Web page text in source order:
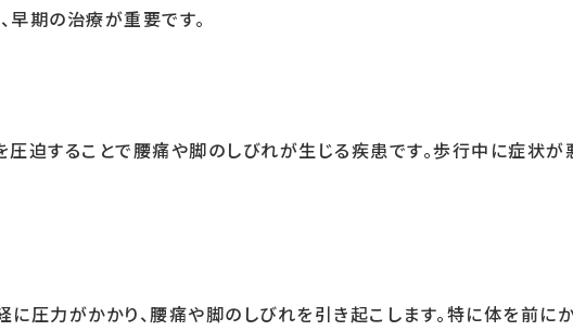
期の治療が重要です。
迫することで腰痛や脚のしびれが生じる疾患です。歩行中に症状が
圧力がかかり、腰痛や脚のしびれを引き起こします。特に体を前に